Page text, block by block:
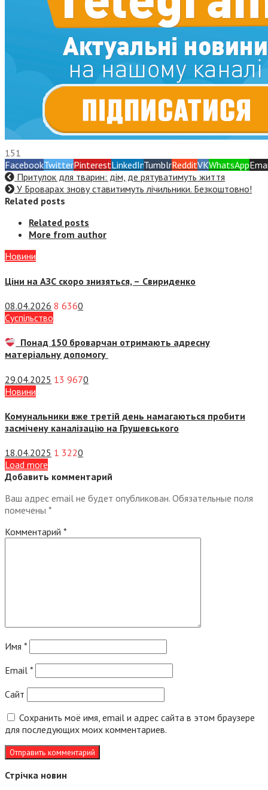
151
FacebookTwitterPinterestLinkedInTumblrRedditVKWhatsApp
Притулок для тварин: дім, де рятуватимуть життя
У Броварах знову ставитимуть лічильники. Безкоштовно!
Related posts
Related posts
More from author
Новини
Ціни на АЗС скоро знизяться, – Свириденко
08.04.2026 8 6360
Суспiльство
Понад 150 броварчан отримають адресну
матеріальну допомогу
29.04.2025 13 9670
Новини
Комунальники вже третій день намагаються пробити
засмічену каналізацію на Грушевського
18.04.2025 1 3220
Load more
Добавить комментарий
Ваш адрес email не будет опубликован. Обязательные поля
помечены *
Комментарий *
Имя *
Email *
Сайт
Сохранить моё имя, email и адрес сайта в этом браузере
для последующих моих комментариев.
Стрічка новин